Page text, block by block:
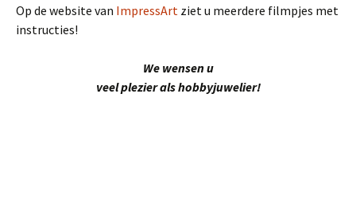
Op de website van ImpressArt ziet u meerdere filmpjes met
instructies!
We wensen u
veel plezier als hobbyjuwelier!